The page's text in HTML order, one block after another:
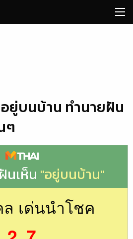
ยู่บนบ้าน ทำนายฝัน
ๆ
นเห็น "อยู่บนบ้าน"
ล เด่นนำโชค